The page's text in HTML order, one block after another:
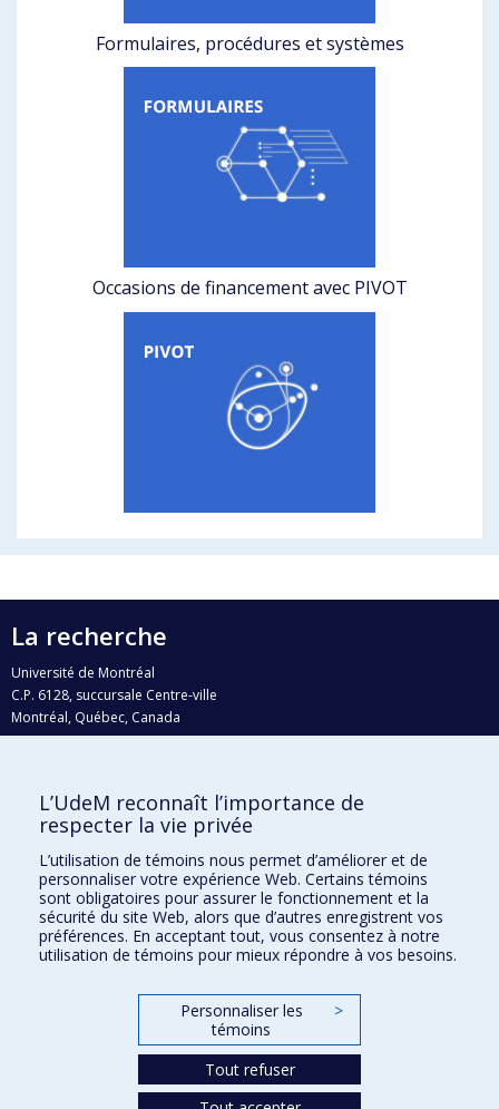
Formulaires, procédures et systèmes
Occasions de financement avec PIVOT
La recherche
Université de Montréal
C.P. 6128, succursale Centre-ville
Montréal, Québec, Canada
H3C 3J7
Qui fait quoi?
Nous trouver
Plan du site
Accessibilité
L’UdeM reconnaît l’importance de
respecter la vie privée
L’utilisation de témoins nous permet d’améliorer et de
personnaliser votre expérience Web. Certains témoins
sont obligatoires pour assurer le fonctionnement et la
sécurité du site Web, alors que d’autres enregistrent vos
préférences. En acceptant tout, vous consentez à notre
utilisation de témoins pour mieux répondre à vos besoins.
Personnaliser les
témoins
>
Tout refuser